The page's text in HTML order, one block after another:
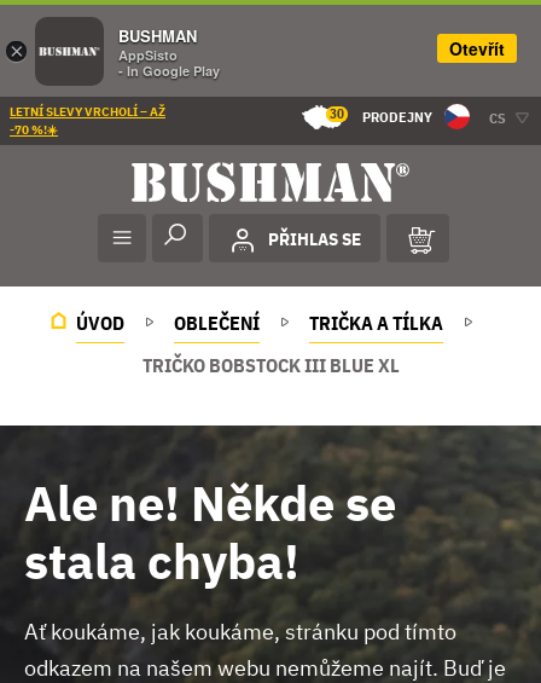
LETNÍ SLEVY VRCHOLÍ – AŽ
-70 %!☀️
30 PRODEJNY CS
PŘIHLAS SE
ÚVOD OBLEČENÍ
TRIČKA A TÍLKA
TRIČKO BOBSTOCK III BLUE XL
Ale ne! Někde se
stala chyba!
Ať koukáme, jak koukáme, stránku pod tímto
odkazem na našem webu nemůžeme najít. Buď je
×
BUSHMAN
AppSisto
- In Google Play
Otevřít